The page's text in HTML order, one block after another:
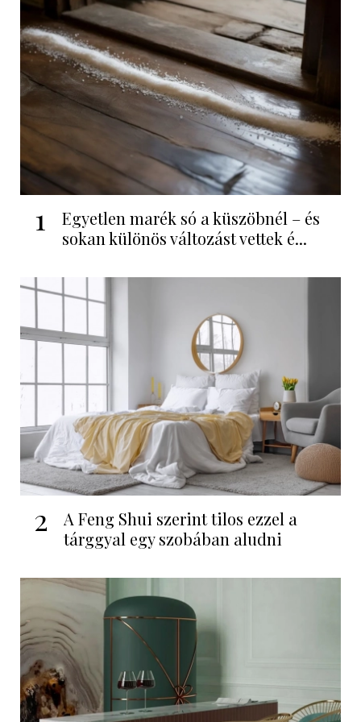
1
Egyetlen marék só a küszöbnél – és
sokan különös változást vettek é...
2
A Feng Shui szerint tilos ezzel a
tárggyal egy szobában aludni